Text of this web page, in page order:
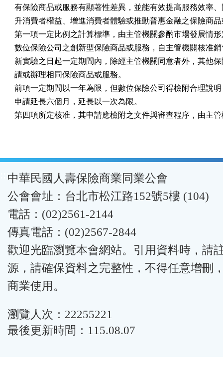
有保險商品或服務有顯著性差異，並能有效提高服務效率
升消費者權益、增進消費者體驗或推動普惠金融之保險商
第一項一定比例之計算標準，由主管機關參酌市場發展情
數位保險公司之創新型保險商品或服務，自主管機關核准
新實驗之日起一定期間內，除經主管機關同意者外，其他
請或辦理相同保險商品或服務。
前項一定期間以一年為限，但數位保險公司得檢附合理說
申請延長六個月，延長以一次為限。
第四項所定核准，其申請應檢附之文件與審查程序，由主
:::中華民國人壽保險商業同業公會
公會會址：台北市松江路152號5樓 (104)
電話：(02)2561-2144
傳真電話：(02)2567-2844
歡迎光臨瀏覽本會網站。引用資料時，請
源，請確保資料之完整性，不得任意增刪
商業使用。
瀏覽人次：22255221
最後更新時間：115.08.07